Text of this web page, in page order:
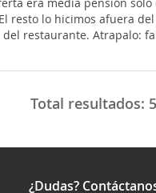
resto lo hicimos afuera
restaurante. Atrapalo:
Total resultados: 5
¿Dudas?